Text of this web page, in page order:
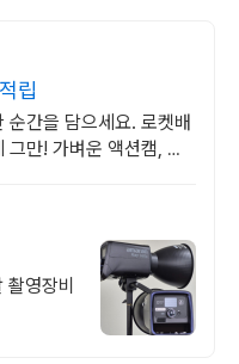
립
순간을 담으세요. 로켓배
만! 가벼운 액션캠, 자
영장비